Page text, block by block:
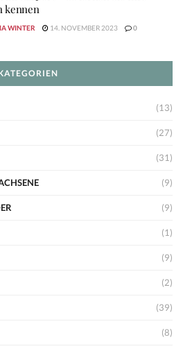
kennen
WINTER 14. NOVEMBER 2023 0
(13)
(27)
(31)
(9)
(9)
(1)
(9)
(2)
(39)
(8)